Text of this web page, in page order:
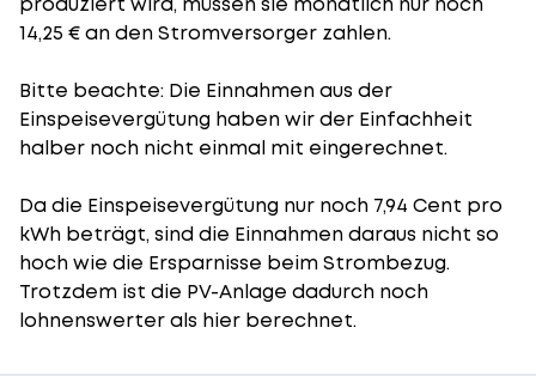
14,25 € an den Stromversorger zahlen.
Bitte beachte: Die Einnahmen aus der
Einspeisevergütung haben wir der Einfachheit
halber noch nicht einmal mit eingerechnet.
Da die Einspeisevergütung nur noch 7,94 Cent pro
kWh beträgt, sind die Einnahmen daraus nicht so
hoch wie die Ersparnisse beim Strombezug.
Trotzdem ist die PV-Anlage dadurch noch
lohnenswerter als hier berechnet.